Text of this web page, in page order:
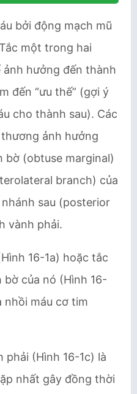
bởi động mạch mũ
một trong hai
hưởng đến thành
đến “ưu thế” (gợi ý
cho thành sau). Các
ảnh hưởng
bờ (obtuse marginal)
branch) của
sau (posterior
vành phải.
16-1a) hoặc tắc
của nó (Hình 16-
nhồi máu cơ tim
(Hình 16-1c) là
nhất gây đồng thời